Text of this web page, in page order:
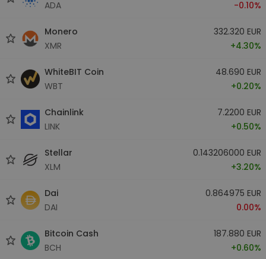
ADA
-0.10%
Monero
XMR
332.320 EUR
+4.30%
WhiteBIT Coin
WBT
48.690 EUR
+0.20%
Chainlink
LINK
7.2200 EUR
+0.50%
Stellar
XLM
0.143206000 EUR
+3.20%
Dai
DAI
0.864975 EUR
0.00%
Bitcoin Cash
BCH
187.880 EUR
+0.60%